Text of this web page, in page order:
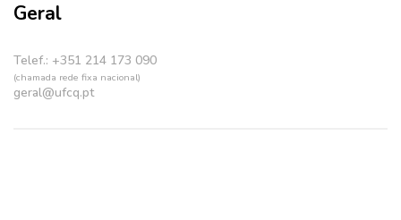
Geral
Telef.: +351 214 173 090
(chamada rede fixa nacional)
geral@ufcq.pt